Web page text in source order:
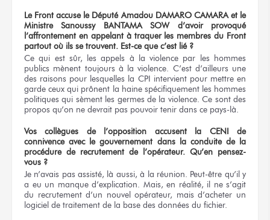
Le Front accuse le Député Amadou DAMARO CAMARA et le
Ministre Sanoussy BANTAMA SOW d’avoir provoqué
l’affrontement en appelant à traquerles membres du Front
partout où ils se trouvent. Est-ce que c’est lié ?
Ce qui est sûr, les appels à la violence par les hommes
publics mènent toujours à la violence. C’est d’ailleurs une
des raisons pour lesquelles la CPI intervient pour mettre en
garde ceux qui prônent la haine spécifiquement les hommes
politiques qui sèment les germes de la violence. Ce sont des
propos qu’on ne devrait pas pouvoir tenir dans ce pays-là.
Vos collègues de l’opposition accusent la CENI de
connivence avec le gouvernement dans la conduite de la
procédure de recrutement de l’opérateur. Qu’en pensez-
vous ?
Je n’avais pas assisté, là aussi, à la réunion. Peut-être qu’il y
a eu un manque d’explication. Mais, en réalité, il ne s’agit
du recrutement d’un nouvel opérateur, mais d’acheter un
logiciel de traitement de la base des données du fichier.